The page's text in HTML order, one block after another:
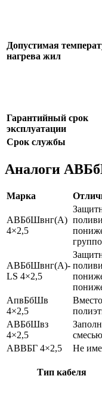
Допустимая
нагрева жил
Гарантийный срок
эксплуатации
Срок службы
Аналоги
Марка
АВБбШвнг(А)
4×2,5
АВБбШвнг(А)-
LS 4×2,5
АпвБбШв
4×2,5
АВБбШвз
4×2,5
АВВБГ 4×2,5
Не
Тип кабеля